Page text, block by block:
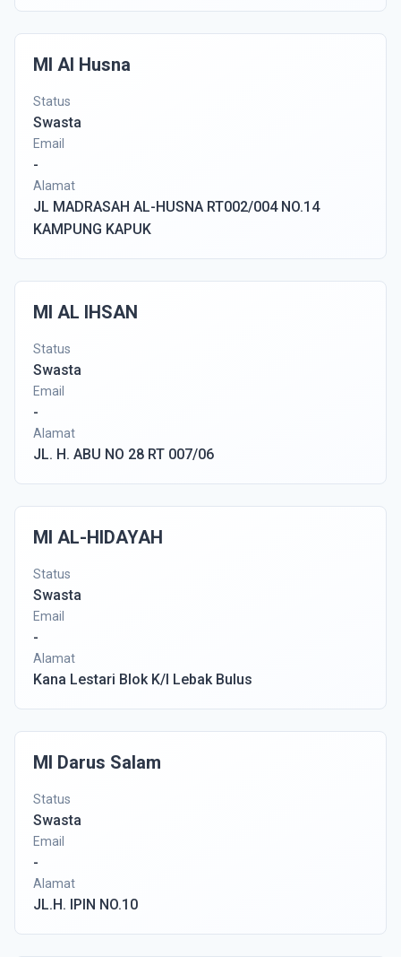
MI Al Husna
Status
Swasta
Email
-
Alamat
JL MADRASAH AL-HUSNA RT002/004 NO.14
KAMPUNG KAPUK
MI AL IHSAN
Status
Swasta
Email
-
Alamat
JL. H. ABU NO 28 RT 007/06
MI AL-HIDAYAH
Status
Swasta
Email
-
Alamat
Kana Lestari Blok K/I Lebak Bulus
MI Darus Salam
Status
Swasta
Email
-
Alamat
JL.H. IPIN NO.10